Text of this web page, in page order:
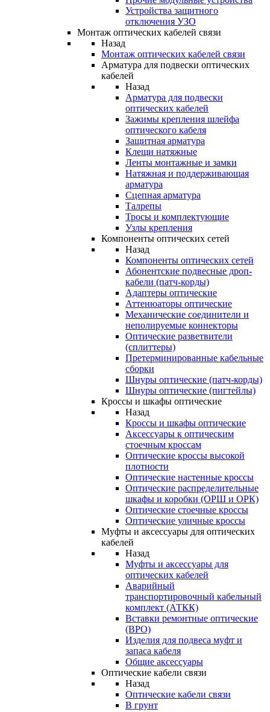
Устройства защитного
отключения УЗО
Монтаж оптических кабелей связи
Назад
Монтаж оптических кабелей связи
Арматура для подвески оптических
кабелей
Назад
Арматура для подвески
оптических кабелей
Зажимы крепления шлейфа
оптического кабеля
Защитная арматура
Клещи натяжные
Ленты монтажные и замки
Натяжная и поддерживающая
арматура
Сцепная арматура
Талрепы
Тросы и комплектующие
Узлы крепления
Компоненты оптических сетей
Назад
Компоненты оптических сетей
Абонентские подвесные дроп-
кабели (патч-корды)
Адаптеры оптические
Аттенюаторы оптические
Механические соединители и
неполируемые коннекторы
Оптические разветвители
(сплиттеры)
Претерминированные кабельные
сборки
Шнуры оптические (патч-корды)
Шнуры оптические (пигтейлы)
Кроссы и шкафы оптические
Назад
Кроссы и шкафы оптические
Аксессуары к оптическим
стоечным кроссам
Оптические кроссы высокой
плотности
Оптические настенные кроссы
Оптические распределительные
шкафы и коробки (ОРШ и ОРК)
Оптические стоечные кроссы
Оптические уличные кроссы
Муфты и аксессуары для оптических
кабелей
Назад
Муфты и аксессуары для
оптических кабелей
Аварийный
транспортировочный кабельный
комплект (АТКК)
Вставки ремонтные оптические
(ВРО)
Изделия для подвеса муфт и
запаса кабеля
Общие аксессуары
Оптические кабели связи
Назад
Оптические кабели связи
В грунт